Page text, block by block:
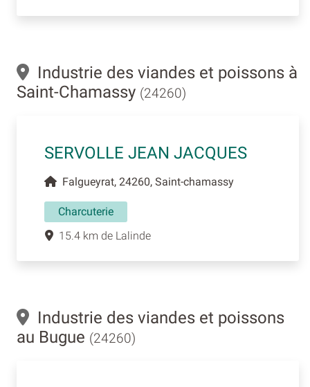
Industrie des viandes et poissons à
Saint-Chamassy (24260)
SERVOLLE JEAN JACQUES
Falgueyrat, 24260, Saint-chamassy
Charcuterie
15.4 km de Lalinde
Industrie des viandes et poissons
au Bugue (24260)